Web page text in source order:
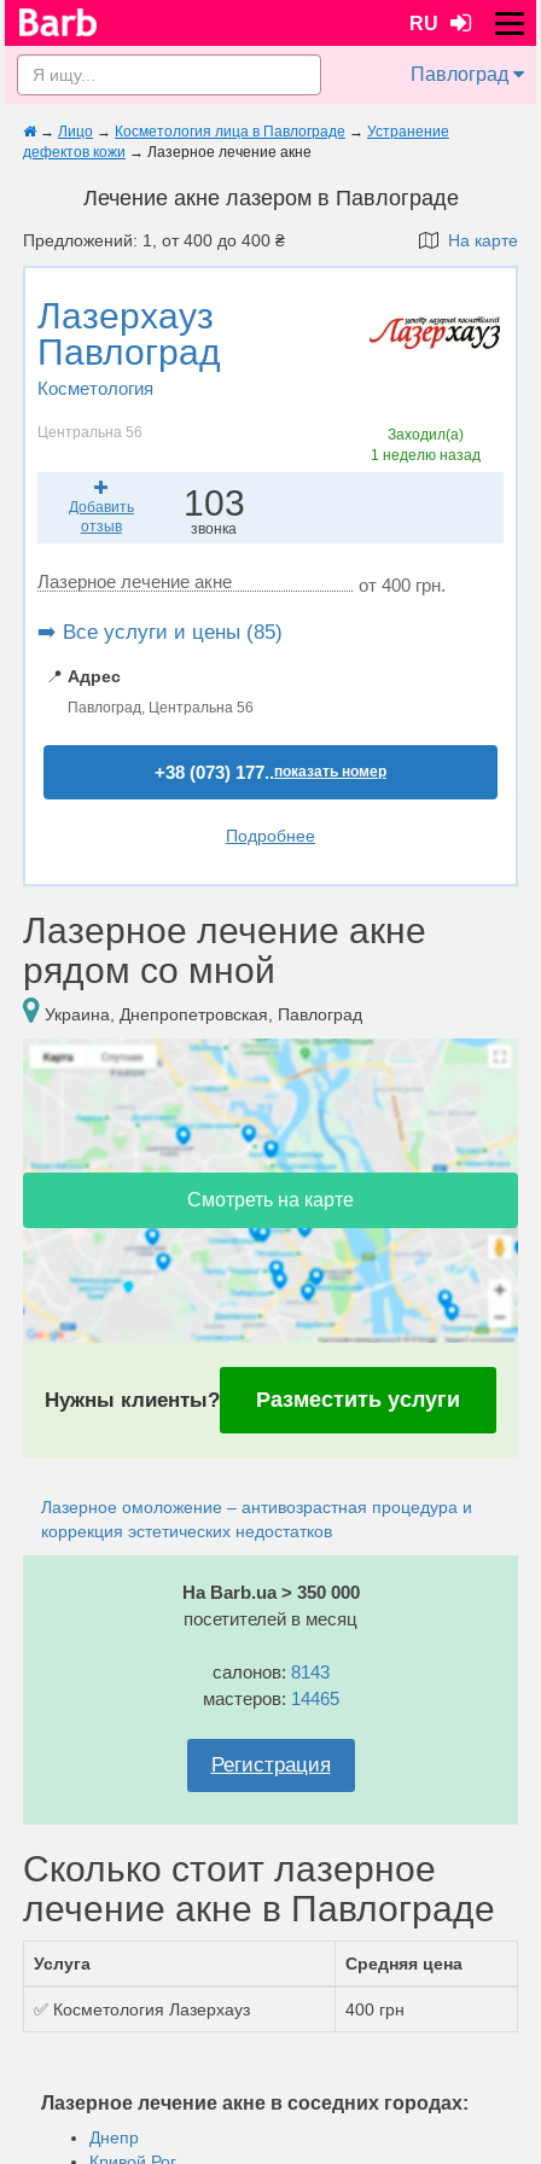
RU
Павлоград
→ Лицо → Косметология лица в Павлограде → Устранение
дефектов кожи → Лазерное лечение акне
Лечение акне лазером в Павлограде
Предложений: 1, от 400 до 400 ₴ На карте
Лазерхауз
Павлоград
Косметология
Центральна 56
Заходил(а)
1 неделю назад
Добавить
отзыв
103
звонка
Лазерное лечение акне от 400 грн.
➡️ Все услуги и цены (85)
📍 Адрес
Павлоград, Центральна 56
+38 (073) 177..показать номер
Подробнее
Лазерное лечение акне
рядом со мной
Украина, Днепропетровская, Павлоград
Смотреть на карте
Нужны клиенты? Разместить услуги
Лазерное омоложение – антивозрастная процедура и
коррекция эстетических недостатков
На Barb.ua > 350 000
посетителей в месяц
салонов: 8143
мастеров: 14465
Регистрация
Сколько стоит лазерное
лечение акне в Павлограде
Услуга Средняя цена
✅ Косметология Лазерхауз 400 грн
Лазерное лечение акне в соседних городах:
Днепр